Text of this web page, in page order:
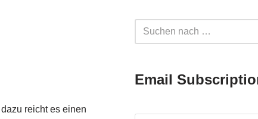
reicht es einen
Email